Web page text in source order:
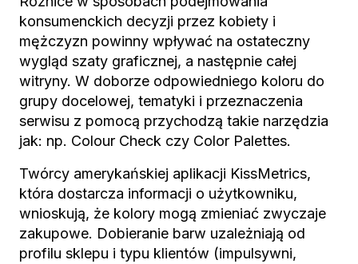
konsumenckich decyzji przez kobiety i
mężczyzn powinny wpływać na ostateczny
wygląd szaty graficznej, a następnie całej
witryny. W doborze odpowiedniego koloru do
grupy docelowej, tematyki i przeznaczenia
serwisu z pomocą przychodzą takie narzędzia
jak: np. Colour Check czy Color Palettes.
Twórcy amerykańskiej aplikacji KissMetrics,
która dostarcza informacji o użytkowniku,
wnioskują, że kolory mogą zmieniać zwyczaje
zakupowe. Dobieranie barw uzależniają od
profilu sklepu i typu klientów (impulsywni,